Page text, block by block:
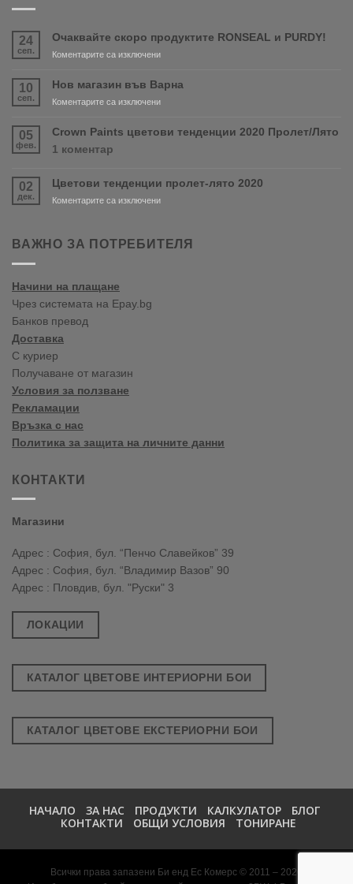
24
сеп.
Очаквайте скоро продуктите RONSEAL и PURDY!
Коментарите са изключениза
продуктите
RONSEAL
PURDY!
10
сеп.
Нов магазин във Варна
Коментарите са изключениза
05
фев.
Crown Paints цветови тенденции 2020 Пролет/Лято
1 коментар
цветови
тенденции
Лято
02
дек.
Цветови тенденции пролет-лято 2020
Коментарите са изключениза
пролет-
ВАЖНО ЗА ПОТРЕБИТЕЛЯ
Начини на плащане
Чрез системата на Epay.bg
Банков превод
Доставка
С куриер
Получаване от магазин
Условия за ползване
Рекламации
Връзка с нас
Политика за защита на личните данни
КОНТАКТИ
Магазини
Адрес : София, бул. “Пенчо Славейков” 39
Адрес : София, бул. “Владимир Вазов” 90
Адрес : Пловдив, бул. "Руски" 3
ЛОКАЦИИ
КАТАЛОГ ЦВЕТОВЕ ИНТЕРИОРНИ БОИ
КАТАЛОГ ЦВЕТОВЕ ЕКСТЕРИОРНИ БОИ
НАЧАЛО ЗА НАС ПРОДУКТИ КАЛКУЛАТОР
БЛОГ
КОНТАКТИ
ОБЩИ УСЛОВИЯ ТОНИРАНЕ
Всички права запазени Би енд Ес Комерс © 2011 – 2026